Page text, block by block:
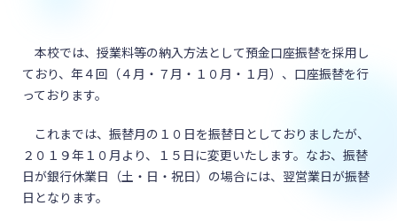
本校では、授業料等の納入方法として預金口座振替を採用し
ており、年４回（４月・７月・１０月・１月）、口座振替を行
っております。
これまでは、振替月の１０日を振替日としておりましたが、
２０１９年１０月より、１５日に変更いたします。なお、振替
日が銀行休業日（土・日・祝日）の場合には、翌営業日が振替
日となります。